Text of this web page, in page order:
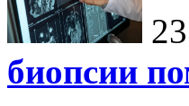
биопсии